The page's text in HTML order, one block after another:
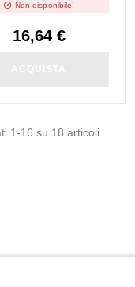
 Non disponibile!
16,64 €
1-16 su 18 articoli